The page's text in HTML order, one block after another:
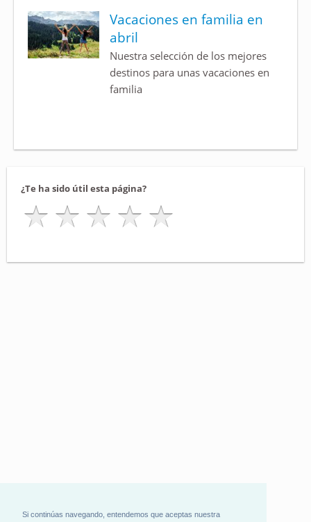
Si continúas navegando, entendemos que aceptas nuestra
Vacaciones en familia en
abril
Nuestra selección de los mejores
destinos para unas vacaciones en
familia
¿Te ha sido útil esta página?